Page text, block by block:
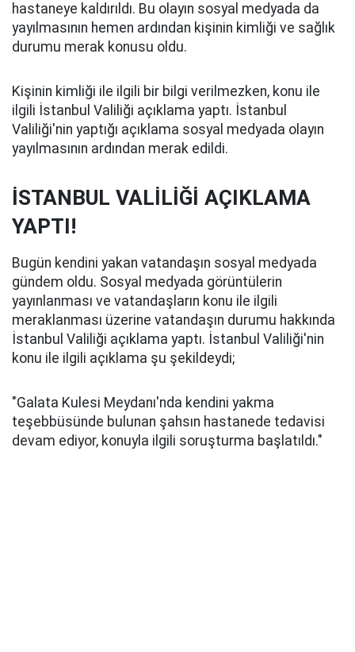
hastaneye kaldırıldı. Bu olayın sosyal medyada da
yayılmasının hemen ardından kişinin kimliği ve sağlık
durumu merak konusu oldu.
Kişinin kimliği ile ilgili bir bilgi verilmezken, konu ile
ilgili İstanbul Valiliği açıklama yaptı. İstanbul
Valiliği'nin yaptığı açıklama sosyal medyada olayın
yayılmasının ardından merak edildi.
İSTANBUL VALİLİĞİ AÇIKLAMA
YAPTI!
Bugün kendini yakan vatandaşın sosyal medyada
gündem oldu. Sosyal medyada görüntülerin
yayınlanması ve vatandaşların konu ile ilgili
meraklanması üzerine vatandaşın durumu hakkında
İstanbul Valiliği açıklama yaptı. İstanbul Valiliği'nin
konu ile ilgili açıklama şu şekildeydi;
"Galata Kulesi Meydanı'nda kendini yakma
teşebbüsünde bulunan şahsın hastanede tedavisi
devam ediyor, konuyla ilgili soruşturma başlatıldı."